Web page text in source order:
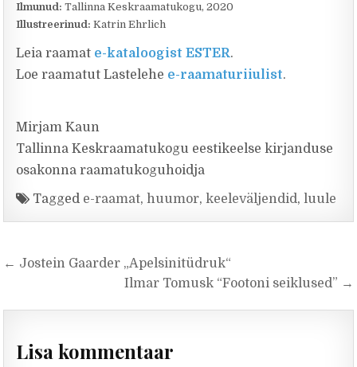
Ilmunud: Tallinna Keskraamatukogu, 2020
Illustreerinud: Katrin Ehrlich
Leia raamat e-kataloogist ESTER.
Loe raamatut Lastelehe e-raamaturiiulist.
Mirjam Kaun
Tallinna Keskraamatukogu eestikeelse kirjanduse
osakonna raamatukoguhoidja
Tagged e-raamat,huumor,keeleväljendid,luule
Navigeerimine
← Jostein Gaarder „Apelsinitüdruk“
Ilmar Tomusk “Footoni seiklused” →
Lisa kommentaar